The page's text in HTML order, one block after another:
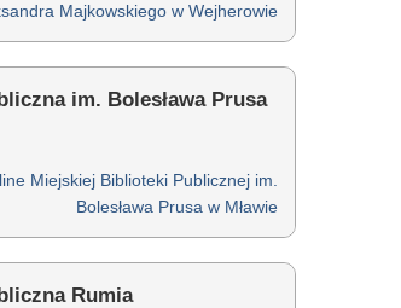
Majkowskiego w Wejherowie
im. Bolesława Prusa
Miejskiej Biblioteki Publicznej im.
Bolesława Prusa w Mławie
Rumia